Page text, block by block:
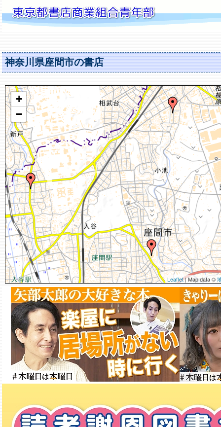
神奈川県座間市の書店
+
−
Leaflet| Map data ©